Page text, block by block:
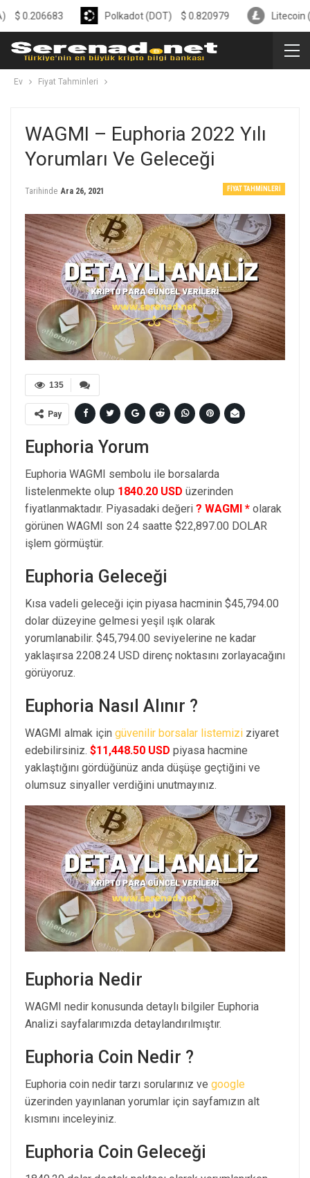
Ev Fiyat Tahminleri
WAGMI – Euphoria 2022 Yılı
Yorumları Ve Geleceği
FIYAT TAHMINLERI
Tarihinde Ara 26, 2021
135
Pay
Euphoria Yorum
Euphoria WAGMI sembolu ile borsalarda
listelenmekte olup 1840.20 USD üzerinden
fiyatlanmaktadır. Piyasadaki değeri ? WAGMI * olarak
görünen WAGMI son 24 saatte $22,897.00 DOLAR
işlem görmüştür.
Euphoria Geleceği
Kısa vadeli geleceği için piyasa hacminin $45,794.00
dolar düzeyine gelmesi yeşil ışık olarak
yorumlanabilir. $45,794.00 seviyelerine ne kadar
yaklaşırsa 2208.24 USD direnç noktasını zorlayacağını
görüyoruz.
Euphoria Nasıl Alınır ?
WAGMI almak için güvenilir borsalar listemizi ziyaret
edebilirsiniz. $11,448.50 USD piyasa hacmine
yaklaştığını gördüğünüz anda düşüşe geçtiğini ve
olumsuz sinyaller verdiğini unutmayınız.
Euphoria Nedir
WAGMI nedir konusunda detaylı bilgiler Euphoria
Analizi sayfalarımızda detaylandırılmıştır.
Euphoria Coin Nedir ?
Euphoria coin nedir tarzı sorularınız ve google
üzerinden yayınlanan yorumlar için sayfamızın alt
kısmını inceleyiniz.
Euphoria Coin Geleceği
Polkadot (DOT) $0.820979 Litecoin (LTC) $